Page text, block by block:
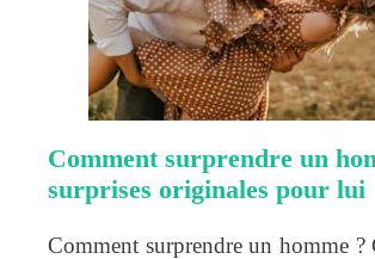
Comment surprendre un
surprises originales pour lui
Comment surprendre un homme ?